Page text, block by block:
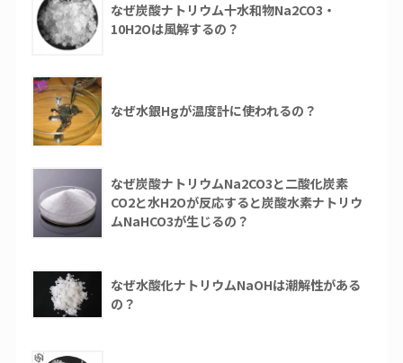
なぜ炭酸ナトリウム十水和物Na2CO3・
10H2Oは風解するの？
なぜ水銀Hgが温度計に使われるの？
なぜ炭酸ナトリウムNa2CO3と二酸化炭素
CO2と水H2Oが反応すると炭酸水素ナトリウ
ムNaHCO3が生じるの？
なぜ水酸化ナトリウムNaOHは潮解性がある
の？